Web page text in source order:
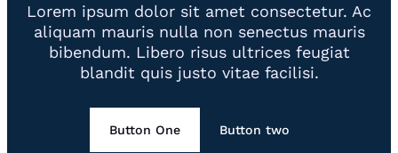
Lorem ipsum dolor sit amet consectetur. Ac
aliquam mauris nulla non senectus mauris
bibendum. Libero risus ultrices feugiat
blandit quis justo vitae facilisi.
Button One Button two